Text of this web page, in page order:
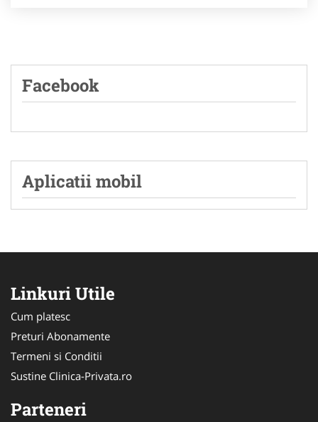
Facebook
Aplicatii mobil
Linkuri Utile
Cum platesc
Preturi Abonamente
Termeni si Conditii
Sustine Clinica-Privata.ro
Parteneri